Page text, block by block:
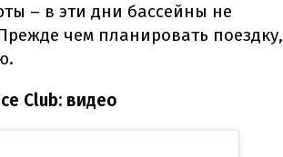
– в эти дни бассейны не
чем планировать поездку,
Club: видео